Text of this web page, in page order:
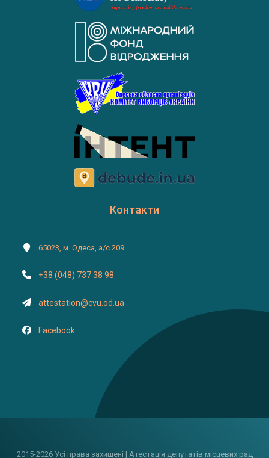
Контакти
65023, м. Одеса, а/с 209
+38 (048) 737 38 98
attestation@cvu.od.ua
Facebook
2015-2026 Усі права захищені | Атестація депутатів місцевих рад